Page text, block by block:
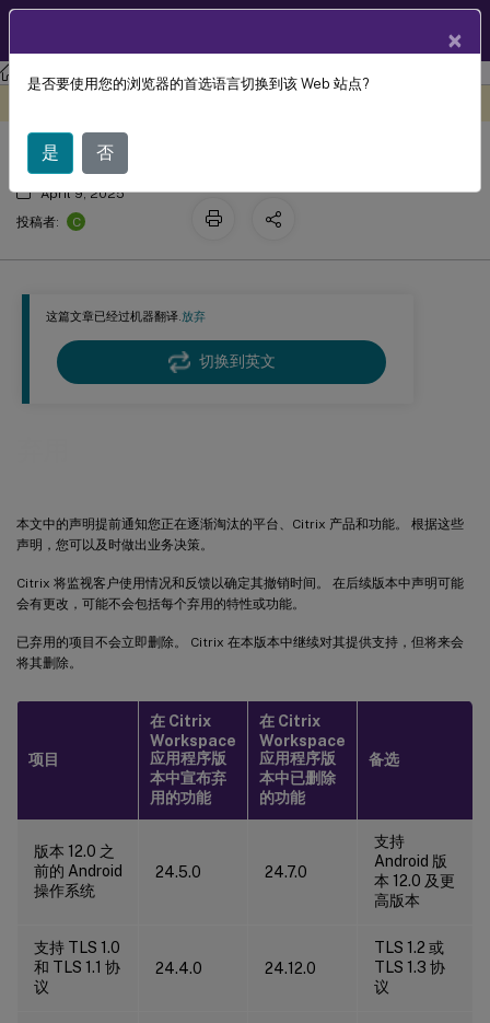
适用于 Android 的 Citrix Workspace 应用程序
这篇文章已经过机器翻译.放弃
切换到英文
本文中的声明提前通知您正在逐渐淘汰的平台、Citrix 产品和功能。 根据这些
声明，您可以及时做出业务决策。
Citrix 将监视客户使用情况和反馈以确定其撤销时间。 在后续版本中声明可能
会有更改，可能不会包括每个弃用的特性或功能。
已弃用的项目不会立即删除。 Citrix 在本版本中继续对其提供支持，但将来会
将其删除。
项目
在 Citrix
Workspace
应用程序版
本中宣布弃
用的功能
在 Citrix
Workspace
应用程序版
本中已删除
的功能
备选
版本 12.0 之
前的 Android
操作系统
24.5.0 24.7.0
支持
Android 版
本 12.0 及更
高版本
支持 TLS 1.0
和 TLS 1.1 协
议
24.4.0 24.12.0
TLS 1.2 或
TLS 1.3 协
议
弃用
April 9, 2025
投稿者:
C
×
是否要使用您的浏览器的首选语言切换到该 Web 站点?
是 否